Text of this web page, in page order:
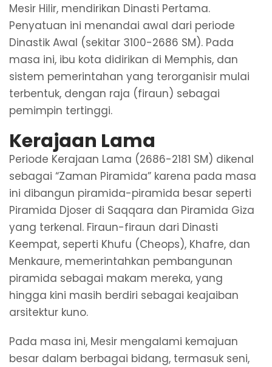
Mesir Hilir, mendirikan Dinasti Pertama.
Penyatuan ini menandai awal dari periode
Dinastik Awal (sekitar 3100-2686 SM). Pada
masa ini, ibu kota didirikan di Memphis, dan
sistem pemerintahan yang terorganisir mulai
terbentuk, dengan raja (firaun) sebagai
pemimpin tertinggi.
Kerajaan Lama
Periode Kerajaan Lama (2686-2181 SM) dikenal
sebagai “Zaman Piramida” karena pada masa
ini dibangun piramida-piramida besar seperti
Piramida Djoser di Saqqara dan Piramida Giza
yang terkenal. Firaun-firaun dari Dinasti
Keempat, seperti Khufu (Cheops), Khafre, dan
Menkaure, memerintahkan pembangunan
piramida sebagai makam mereka, yang
hingga kini masih berdiri sebagai keajaiban
arsitektur kuno.
Pada masa ini, Mesir mengalami kemajuan
besar dalam berbagai bidang, termasuk seni,